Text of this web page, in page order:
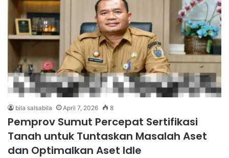
bila salsabila April 7, 2026 8
Pemprov Sumut Percepat Sertifikasi
Tanah untuk Tuntaskan Masalah Aset
dan Optimalkan Aset Idle